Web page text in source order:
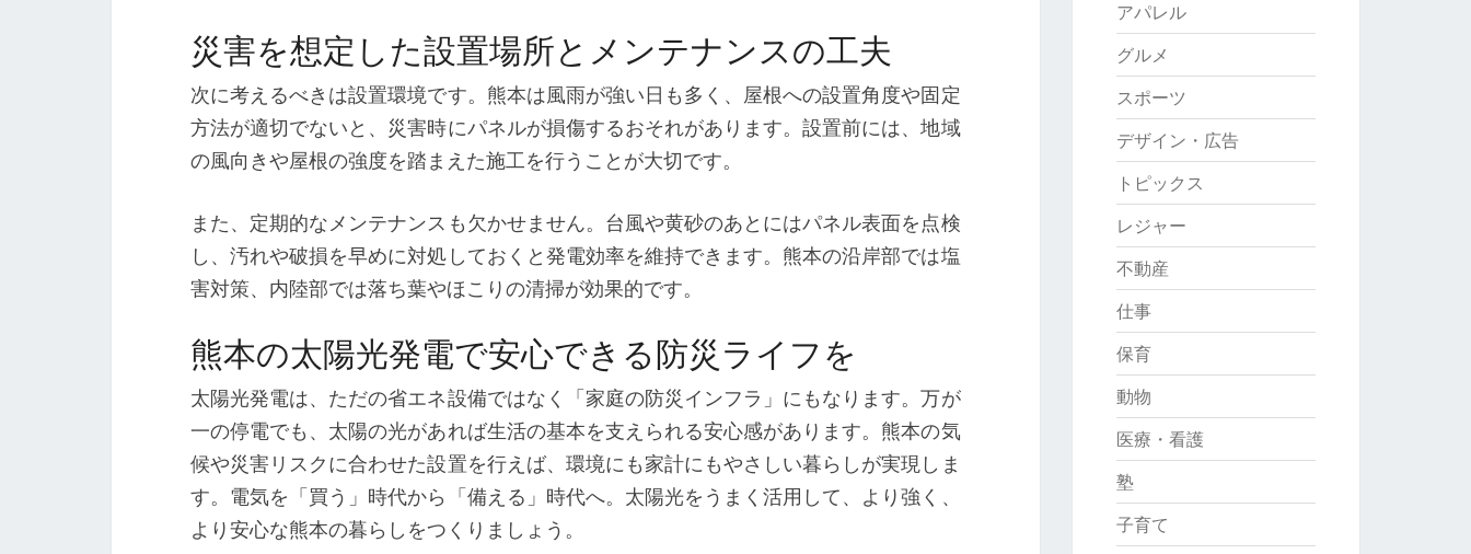
ら
し
の
作
り
方
災害を想定した設置場所とメンテナンスの工夫
次に考えるべきは設置環境です。熊本は風雨が強い日も多く、屋根への設置角度や固定
方法が適切でないと、災害時にパネルが損傷するおそれがあります。設置前には、地域
の風向きや屋根の強度を踏まえた施工を行うことが大切です。
また、定期的なメンテナンスも欠かせません。台風や黄砂のあとにはパネル表面を点検
し、汚れや破損を早めに対処しておくと発電効率を維持できます。熊本の沿岸部では塩
害対策、内陸部では落ち葉やほこりの清掃が効果的です。
熊本の太陽光発電で安心できる防災ライフを
太陽光発電は、ただの省エネ設備ではなく「家庭の防災インフラ」にもなります。万が
一の停電でも、太陽の光があれば生活の基本を支えられる安心感があります。熊本の気
候や災害リスクに合わせた設置を行えば、環境にも家計にもやさしい暮らしが実現しま
す。電気を「買う」時代から「備える」時代へ。太陽光をうまく活用して、より強く、
より安心な熊本の暮らしをつくりましょう。
アパレル
グルメ
スポーツ
デザイン・広告
トピックス
レジャー
不動産
仕事
保育
動物
医療・看護
塾
子育て